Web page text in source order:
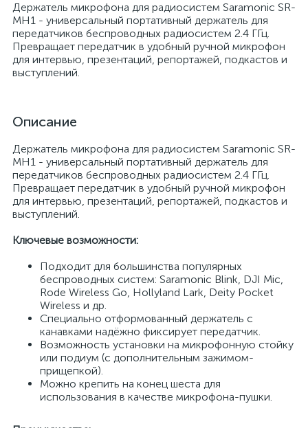
Держатель микрофона для радиосистем Saramonic SR-
MH1 - универсальный портативный держатель для
передатчиков беспроводных радиосистем 2.4 ГГц.
Превращает передатчик в удобный ручной микрофон
для интервью, презентаций, репортажей, подкастов и
выступлений.
Описание
Держатель микрофона для радиосистем Saramonic SR-
MH1 - универсальный портативный держатель для
передатчиков беспроводных радиосистем 2.4 ГГц.
Превращает передатчик в удобный ручной микрофон
для интервью, презентаций, репортажей, подкастов и
выступлений.
Ключевые возможности:
Подходит для большинства популярных
беспроводных систем: Saramonic Blink, DJI Mic,
Rode Wireless Go, Hollyland Lark, Deity Pocket
Wireless и др.
Специально отформованный держатель с
канавками надёжно фиксирует передатчик.
Возможность установки на микрофонную стойку
или подиум (с дополнительным зажимом-
прищепкой).
Можно крепить на конец шеста для
использования в качестве микрофона-пушки.